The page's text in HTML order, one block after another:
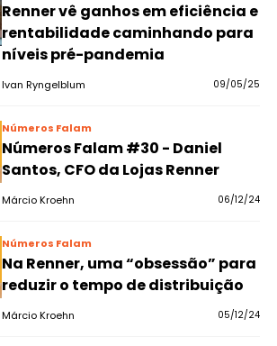
Renner vê ganhos em eficiência e
rentabilidade caminhando para
níveis pré-pandemia
Ivan Ryngelblum 09/05/25
Números Falam
Números Falam #30 - Daniel
Santos, CFO da Lojas Renner
Márcio Kroehn 06/12/24
Números Falam
Na Renner, uma “obsessão” para
reduzir o tempo de distribuição
Márcio Kroehn 05/12/24